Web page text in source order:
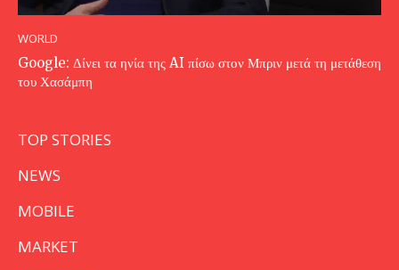
WORLD
Google: Δίνει τα ηνία της AI πίσω στον Μπριν μετά τη μετάθεση
του Χασάμπη
TOP STORIES
NEWS
MOBILE
MARKET